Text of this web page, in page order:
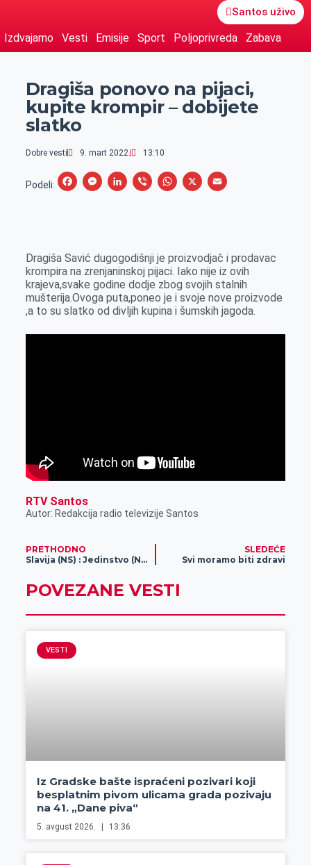
Santos uživo
Izdvajamo Vesti Emisije Sport Poljoprivreda Zabava
Dragiša ponovo na pijaci,
kupite krompir – dobijete
slatko
Dobre vesti 9. mart 2022. 13:10
Podeli:
F
b
o
o
k
M
e
n
g
e
r
L
e
d
I
n
V
r
W
s
A
p
p
X
E
l
Dragiša Savić dugogodišnji je proizvodjač i prodavac
krompira na zrenjaninskoj pijaci. Iako nije iz ovih
krajeva,svake godine dodje zbog svojih stalnih
mušterija.Ovoga puta,poneo je i svoje nove proizvode
,a to su slatko od divljih kupina i šumskih jagoda.
RTV Santos
Autor: Redakcija radio televizije Santos
PRETHODNO
Slavija (NS) : Jedinstvo (NB) – Prva rukometna liga Vojvodine
SLEDEĆE
Svi moramo biti zdravi
POVEZANE VESTI
VESTI
Iz Gradske bašte ispraćeni pozivari koji
besplatnim pivom ulicama grada pozivaju
na 41. „Dane piva“
5. avgust 2026. 13:36